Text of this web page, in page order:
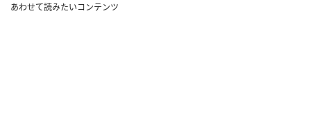
あわせて読みたいコンテンツ